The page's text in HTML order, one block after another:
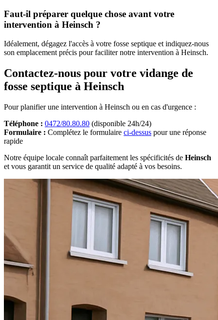
Faut-il préparer quelque chose avant votre
intervention à Heinsch ?
Idéalement, dégagez l'accès à votre fosse septique et indiquez-nous
son emplacement précis pour faciliter notre intervention à Heinsch.
Contactez-nous pour votre vidange de
fosse septique à Heinsch
Pour planifier une intervention à Heinsch ou en cas d'urgence :
Téléphone : 0472/80.80.80 (disponible 24h/24)
Formulaire : Complétez le formulaire ci-dessus pour une réponse
rapide
Notre équipe locale connaît parfaitement les spécificités de Heinsch
et vous garantit un service de qualité adapté à vos besoins.